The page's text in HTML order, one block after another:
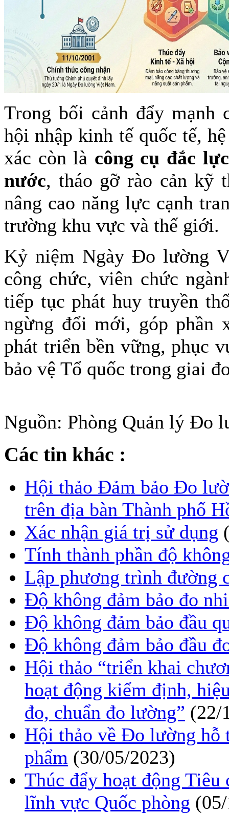
Trong bối cảnh đẩy mạnh
hội nhập kinh tế quốc tế,
xác còn là công cụ đắc
nước, tháo gỡ rào cản kỹ
nâng cao năng lực cạnh
trường khu vực và thế giới.
Kỷ niệm Ngày Đo lường
công chức, viên chức
tiếp tục phát huy truyền
ngừng đổi mới, góp phần
phát triển bền vững, phục
bảo vệ Tổ quốc trong giai
Nguồn: Phòng Quản lý Đo
Các tin khác :
Hội thảo Đảm bảo Đo
trên địa bàn Thành phố
Xác nhận giá trị sử dụng
Tính thành phần độ
Lập phương trình đường
Độ không đảm bảo đo
Độ không đảm bảo đầu
Độ không đảm bảo đầu
Hội thảo “triển khai
hoạt động kiểm định,
đo, chuẩn đo lường” (22/
Hội thảo về Đo lường hỗ
phẩm (30/05/2023)
Thúc đẩy hoạt động
lĩnh vực Quốc phòng